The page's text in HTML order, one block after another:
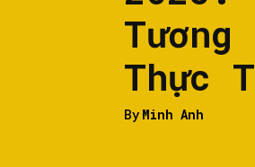
Thực
By Minh Anh